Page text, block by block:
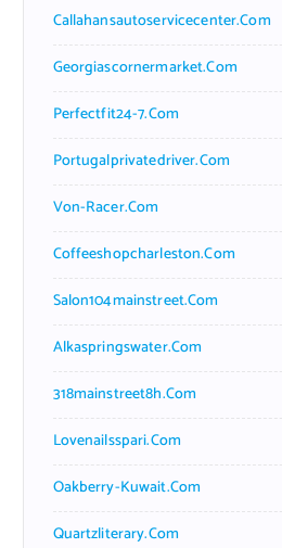
Callahansautoservicecenter.com
Georgiascornermarket.com
Perfectfit24-7.com
Portugalprivatedriver.com
Von-Racer.com
Coffeeshopcharleston.com
Salon104mainstreet.com
Alkaspringswater.com
318mainstreet8h.com
Lovenailsspari.com
Oakberry-Kuwait.com
Quartzliterary.com